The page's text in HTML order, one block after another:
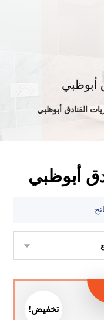
أبوظبي
الفنادق أبوظبي
أبوظبي
تخفيض!